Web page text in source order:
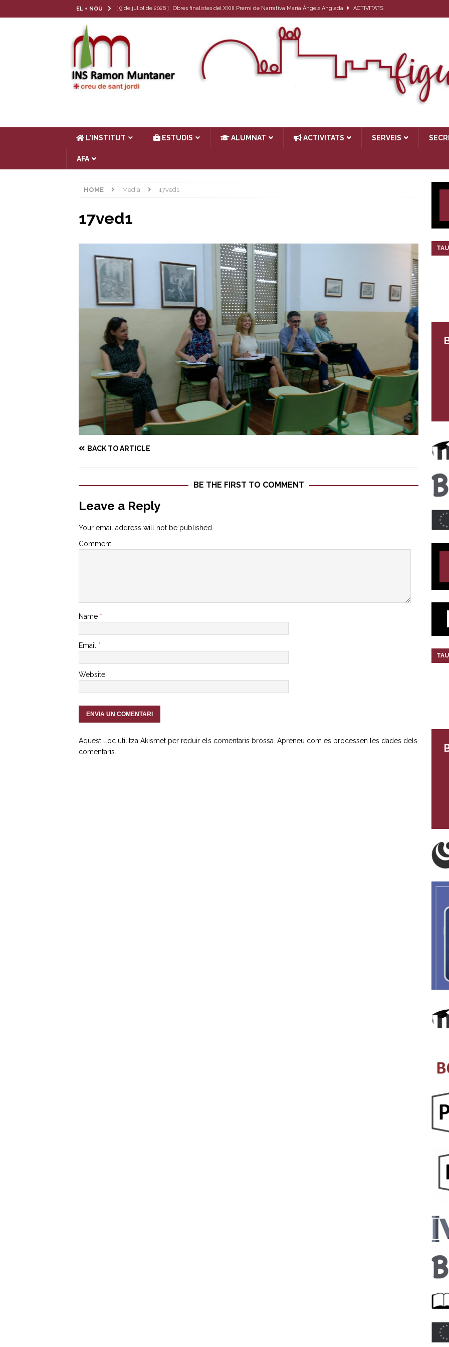
EL + NOU [ 9 de juliol de 2026 ] Obres finalistes del XXIII Premi de Narrativa Maria Àngels Anglada ACTIVITATS
Tria de matèria optativa per a l’alumnat que el proper curs farà 1r d’ESO
[ 17 de juny de 2026 ] Llibres de text 26-27 ACTIVITATS
Les cròniques del Club de lectura: Passat, futur i… present ACTIVITATS
[ 17 de juliol de 2026 ] Horari d’estiu
L’INSTITUT ESTUDIS ALUMNAT ACTIVITATS SERVEIS
AFA
HOME Media 17ved1
17ved1
BACK TO ARTICLE
BE THE FIRST TO COMMENT
Leave a Reply
Your email address will not be published.
Comment
Name *
Email *
Website
Aquest lloc utilitza Akismet per reduir els comentaris brossa. Apreneu com es processen les dades dels
comentaris